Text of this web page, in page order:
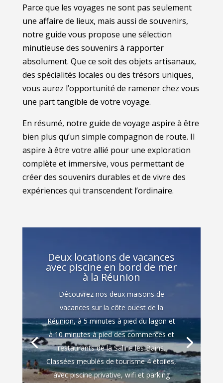
Parce que les voyages ne sont pas seulement
une affaire de lieux, mais aussi de souvenirs,
notre guide vous propose une sélection
minutieuse des souvenirs à rapporter
absolument. Que ce soit des objets artisanaux,
des spécialités locales ou des trésors uniques,
vous aurez l’opportunité de ramener chez vous
une part tangible de votre voyage.
En résumé, notre guide de voyage aspire à être
bien plus qu’un simple compagnon de route. Il
aspire à être votre allié pour une exploration
complète et immersive, vous permettant de
créer des souvenirs durables et de vivre des
expériences qui transcendent l’ordinaire.
Deux locations de vacances
avec piscine en bord de mer
à la Réunion
Découvrez nos deux maisons de
vacances sur la côte ouest de la
Réunion, à 5 minutes à pied du lagon et
à 10 minutes à pied des commerces et
restaurants de la Saline les Bains.
Classées meublés de tourisme 4 étoiles,
avec piscine privative, wifi et parking